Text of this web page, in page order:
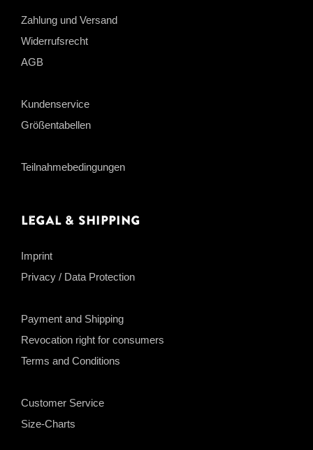
Zahlung und Versand
Widerrufsrecht
AGB
Kundenservice
Größentabellen
Teilnahmebedingungen
Legal & Shipping
Imprint
Privacy / Data Protection
Payment and Shipping
Revocation right for consumers
Terms and Conditions
Customer Service
Size-Charts